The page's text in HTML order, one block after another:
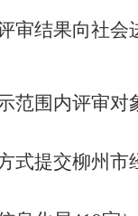
审结果向社会
范围内评审
式提交柳州